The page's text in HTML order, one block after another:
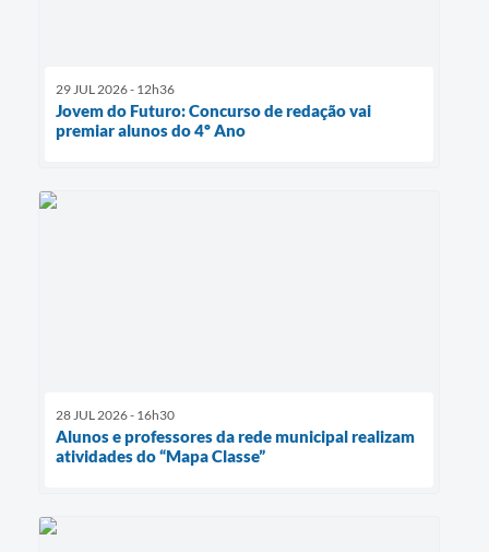
29 JUL 2026 - 12h36
Jovem do Futuro: Concurso de redação vai
premiar alunos do 4º Ano
28 JUL 2026 - 16h30
Alunos e professores da rede municipal realizam
atividades do “Mapa Classe”